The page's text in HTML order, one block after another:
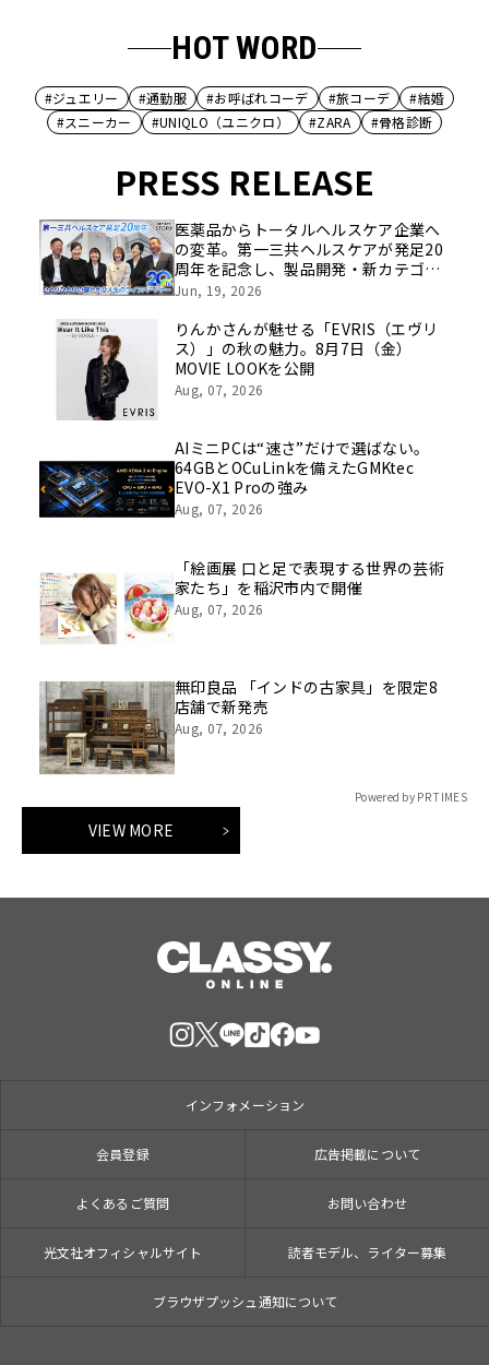
HOT WORD
#ジュエリー #通勤服 #お呼ばれコーデ #旅コーデ
#結婚
#スニーカー
#UNIQLO（ユニクロ） #ZARA #骨格診断
PRESS RELEASE
医薬品からトータルヘルスケア企業へ
の変革。第一三共ヘルスケアが発足20
周年を記念し、製品開発・新カテゴリ
挑戦の舞台や旧社統合時のエピソード
像を公開！
Jun, 19, 2026
りんかさんが魅せる「EVRIS（エヴリ
ス）」の秋の魅力。8月7日（金）
MOVIE LOOKを公開
Aug, 07, 2026
AIミニPCは“速さ”だけで選ばない。
64GBとOCuLinkを備えたGMKtec
EVO-X1 Proの強み
Aug, 07, 2026
「絵画展 口と足で表現する世界の芸術
家たち」を稲沢市内で開催
Aug, 07, 2026
無印良品 「インドの古家具」を限定8
店舗で新発売
Aug, 07, 2026
Powered by PR TIMES
VIEW MORE
インフォメーション
会員登録 広告掲載について
よくあるご質問 お問い合わせ
光文社オフィシャルサイト 読者モデル、ライター募集
ブラウザプッシュ通知について